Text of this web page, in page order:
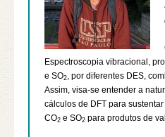
Espectroscopia vibracional,
e SO2, por diferentes DES,
Assim, visa-se entender a
cálculos de DFT para
CO2 e SO2 para produtos de